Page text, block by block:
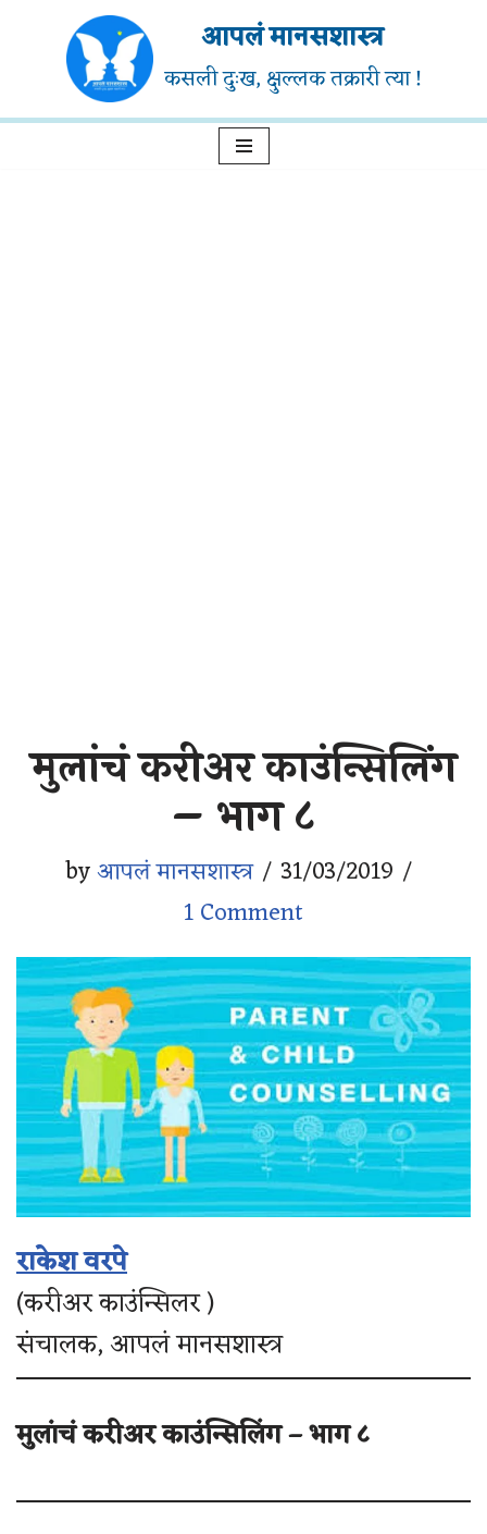
to
आपलं मानसशास्त्र
कसली दुःख, क्षुल्लक तक्रारी त्या !
मुलांचं करीअर काउंन्सिलिंग
– भाग ८
byआपलं मानसशास्त्र
31/03/2019
1 Comment
राकेश वरपे
(करीअर काउंन्सिलर )
संचालक, आपलं मानसशास्त्र
मुलांचं करीअर काउंन्सिलिंग – भाग ८